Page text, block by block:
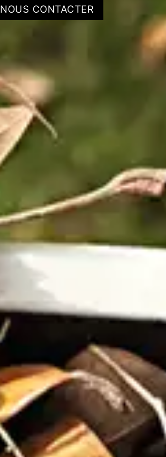
NOUS CONTACTER